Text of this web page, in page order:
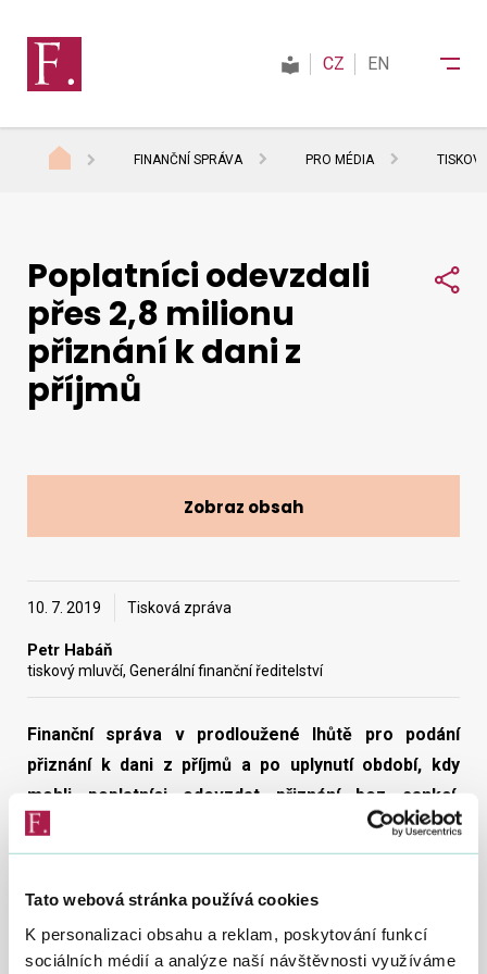
Tato webová stránka používá cookies
K personalizaci obsahu a reklam, poskytování funkcí
sociálních médií a analýze naší návštěvnosti využíváme
Daně
Mezinárodní spolupráce
CZ EN
FINANČNÍ SPRÁVA PRO MÉDIA
10. 7. 2019 Tisková zpráva
Petr Habáň
tiskový mluvčí, Generální finanční ředitelství
Finanční správa v prodloužené lhůtě pro podání
přiznání k dani z příjmů a po uplynutí období, kdy
mohli poplatníci odevzdat přiznání bez sankcí,
eviduje za zdaňovací období roku 2018 více než 2,8
milionu odevzdaných daňových přiznání. Z tohoto
„Poplatníci odevzdali celkově zhruba o 200 tisíc přiznání
Poplatníci odevzdali
přes 2,8 milionu
přiznání k dani z
příjmů
Zobraz obsah